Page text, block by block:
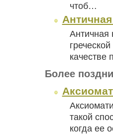
чтоб…
Античная
Более
такой
когда ее